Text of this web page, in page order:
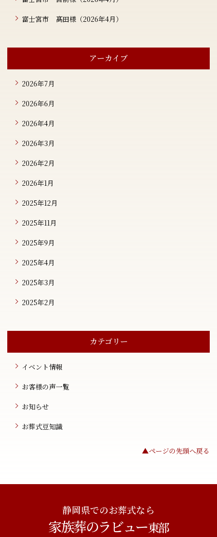
富士宮市 髙田様（2026年4月）
アーカイブ
2026年7月
2026年6月
2026年4月
2026年3月
2026年2月
2026年1月
2025年12月
2025年11月
2025年9月
2025年4月
2025年3月
2025年2月
カテゴリー
イベント情報
お客様の声一覧
お知らせ
お葬式豆知識
▲ページの先頭へ戻る
静岡県でのお葬式なら
家族葬のラビュー東部